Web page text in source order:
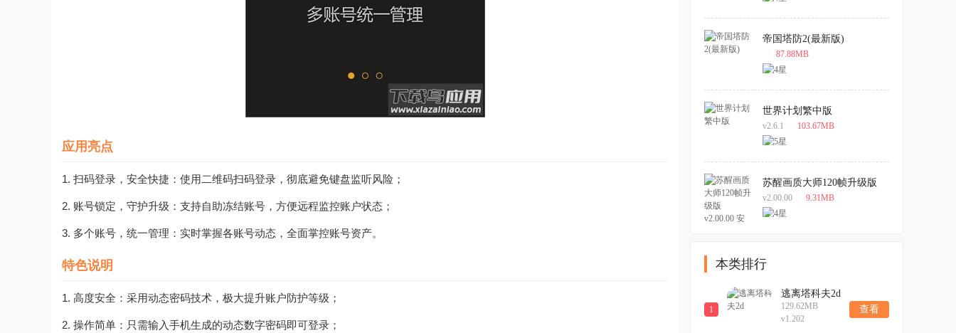
应用亮点
1. 扫码登录，安全快捷：使用二维码扫码登录，彻底避免键盘监听风险；
2. 账号锁定，守护升级：支持自助冻结账号，方便远程监控账户状态；
3. 多个账号，统一管理：实时掌握各账号动态，全面掌控账号资产。
特色说明
1. 高度安全：采用动态密码技术，极大提升账户防护等级；
2. 操作简单：只需输入手机生成的动态数字密码即可登录；
帝国塔防2(最新版)
87.88MB
世界计划繁中版
v2.6.1 103.67MB
苏醒画质大师120帧升级版
v2.00.00 安卓版
v2.00.00 9.31MB
本类排行
1
逃离塔科夫2d
129.62MB
v1.202
查看